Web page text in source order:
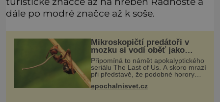
dále po modré značce až k soše.
Mikroskopičtí predátoři v
mozku si vodí oběť jako
loutku
Připomíná to námět apokalyptického
seriálu The Last of Us. A skoro mrazí
při představě, že podobné horory
probíhají v přírodě běžně – s tím
rozdílem, že nejde pouze o infekce
epochalnisvet.cz